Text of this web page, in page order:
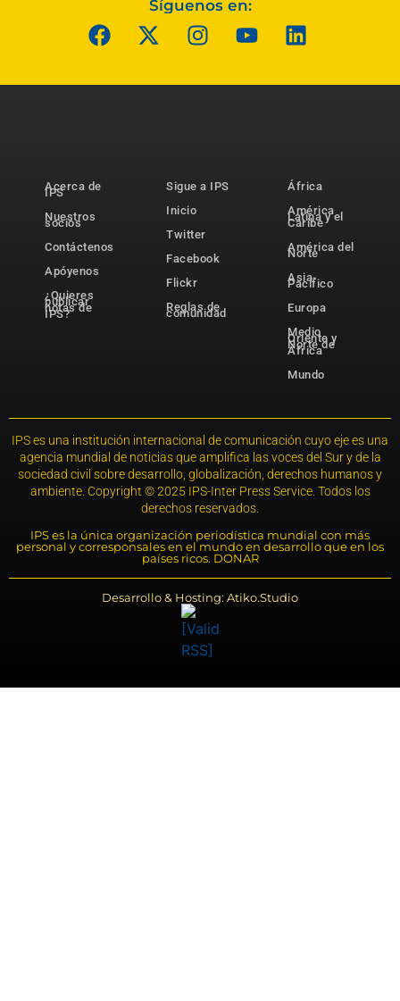
Síguenos en:
Acerca de
IPS
Nuestros
socios
Contáctenos
Apóyenos
¿Quieres
publicar
notas de
IPS?
Sigue a IPS
Inicio
Twitter
Facebook
Flickr
Reglas de
comunidad
África
América
Latina y el
Caribe
América del
Norte
Asia-
Pacífico
Europa
Medio
Oriente y
Norte de
África
Mundo
IPS es una institución internacional de comunicación cuyo eje es una
agencia mundial de noticias que amplifica las voces del Sur y de la
sociedad civil sobre desarrollo, globalización, derechos humanos y
ambiente. Copyright © 2025 IPS-Inter Press Service. Todos los
derechos reservados.
IPS es la única organización periodística mundial con más
personal y corresponsales en el mundo en desarrollo que en los
países ricos. DONAR
Desarrollo & Hosting: Atiko.Studio